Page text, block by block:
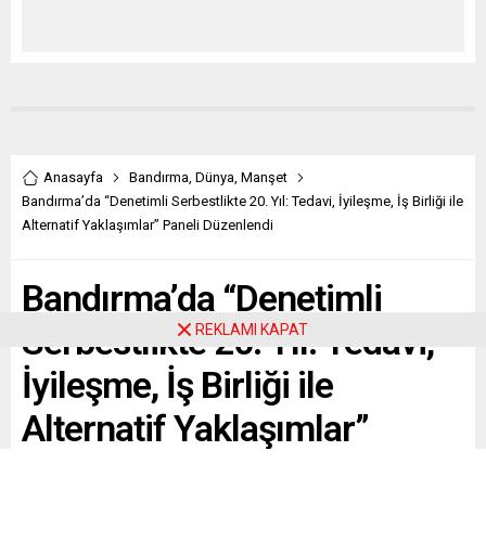
Anasayfa Bandırma, Dünya, Manşet
Bandırma’da “Denetimli Serbestlikte 20. Yıl: Tedavi, İyileşme, İş Birliği ile
Alternatif Yaklaşımlar” Paneli Düzenlendi
Bandırma’da “Denetimli
Serbestlikte 20. Yıl: Tedavi,
İyileşme, İş Birliği ile
Alternatif Yaklaşımlar”
REKLAMI KAPAT